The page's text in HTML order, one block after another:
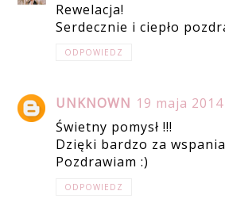
Rewelacja!
Serdecznie i ciepło
ODPOWIEDZ
UNKNOWN 19 maja
Świetny pomysł !!!
Dzięki bardzo za
Pozdrawiam :)
ODPOWIEDZ